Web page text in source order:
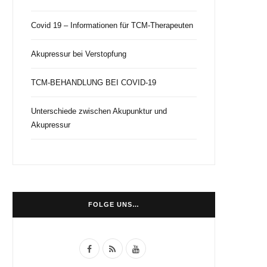
Covid 19 – Informationen für TCM-Therapeuten
Akupressur bei Verstopfung
TCM-BEHANDLUNG BEI COVID-19
Unterschiede zwischen Akupunktur und
Akupressur
FOLGE UNS…
F R Y